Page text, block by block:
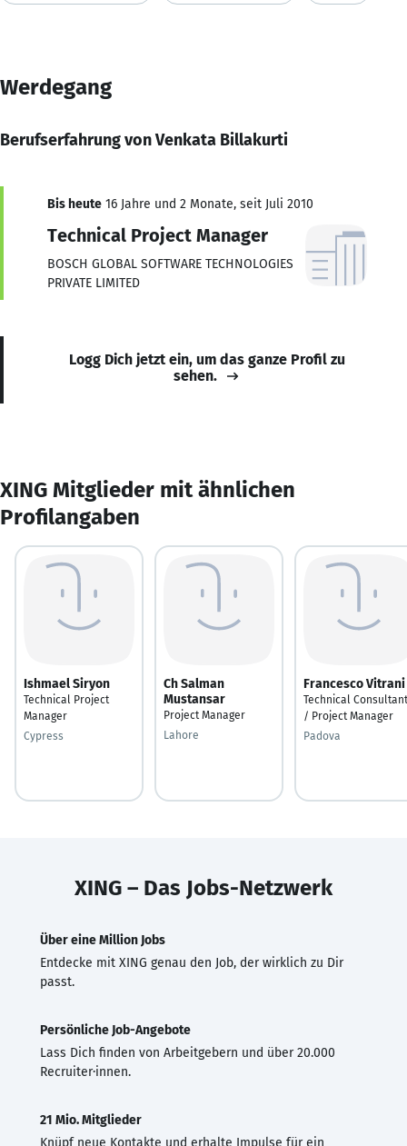
Werdegang
Berufserfahrung von Venkata Billakurti
Bis heute 16 Jahre und 2 Monate, seit Juli 2010
Technical Project Manager
BOSCH GLOBAL SOFTWARE TECHNOLOGIES
PRIVATE LIMITED
Logg Dich jetzt ein, um das ganze Profil zu
sehen.
XING Mitglieder mit ähnlichen
Profilangaben
Ishmael Siryon
Technical Project
Manager
Cypress
Ch Salman
Mustansar
Project Manager
Lahore
Francesco Vitrani
Technical Consultant
/ Project Manager
Padova
XING – Das Jobs-Netzwerk
Über eine Million Jobs
Entdecke mit XING genau den Job, der wirklich zu Dir
passt.
Persönliche Job-Angebote
Lass Dich finden von Arbeitgebern und über 20.000
Recruiter·innen.
21 Mio. Mitglieder
Knüpf neue Kontakte und erhalte Impulse für ein